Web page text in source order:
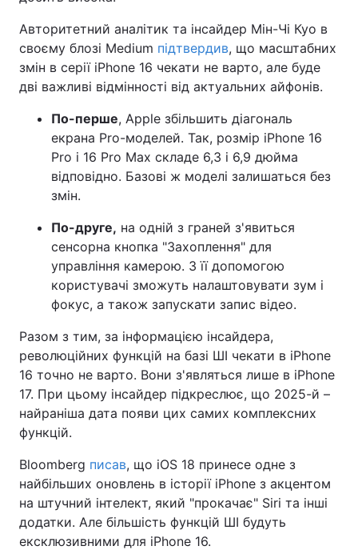
Авторитетний аналітик та інсайдер Мін-Чі Куо в
своєму блозі Medium підтвердив, що масштабних
змін в серії iPhone 16 чекати не варто, але буде
дві важливі відмінності від актуальних айфонів.
По-перше, Apple збільшить діагональ
екрана Pro-моделей. Так, розмір iPhone 16
Pro і 16 Pro Max складе 6,3 і 6,9 дюйма
відповідно. Базові ж моделі залишаться без
змін.
По-друге, на одній з граней з'явиться
сенсорна кнопка "Захоплення" для
управління камерою. З її допомогою
користувачі зможуть налаштовувати зум і
фокус, а також запускати запис відео.
Разом з тим, за інформацією інсайдера,
революційних функцій на базі ШІ чекати в iPhone
16 точно не варто. Вони з'являться лише в iPhone
17. При цьому інсайдер підкреслює, що 2025-й –
найраніша дата появи цих самих комплексних
функцій.
Bloomberg писав, що iOS 18 принесе одне з
найбільших оновлень в історії iPhone з акцентом
на штучний інтелект, який "прокачає" Siri та інші
додатки. Але більшість функцій ШІ будуть
ексклюзивними для iPhone 16.